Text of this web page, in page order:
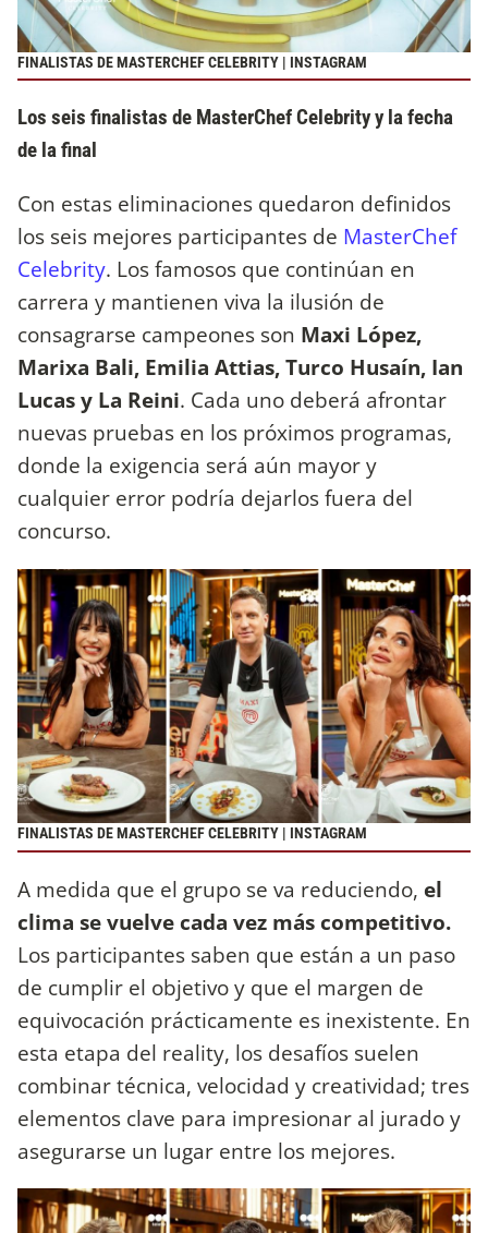
FINALISTAS DE MASTERCHEF CELEBRITY | INSTAGRAM
Los seis finalistas de MasterChef Celebrity y la fecha
de la final
Con estas eliminaciones quedaron definidos
los seis mejores participantes de MasterChef
Celebrity. Los famosos que continúan en
carrera y mantienen viva la ilusión de
consagrarse campeones son Maxi López,
Marixa Bali, Emilia Attias, Turco Husaín, Ian
Lucas y La Reini. Cada uno deberá afrontar
nuevas pruebas en los próximos programas,
donde la exigencia será aún mayor y
cualquier error podría dejarlos fuera del
concurso.
FINALISTAS DE MASTERCHEF CELEBRITY | INSTAGRAM
A medida que el grupo se va reduciendo, el
clima se vuelve cada vez más competitivo.
Los participantes saben que están a un paso
de cumplir el objetivo y que el margen de
equivocación prácticamente es inexistente. En
esta etapa del reality, los desafíos suelen
combinar técnica, velocidad y creatividad; tres
elementos clave para impresionar al jurado y
asegurarse un lugar entre los mejores.